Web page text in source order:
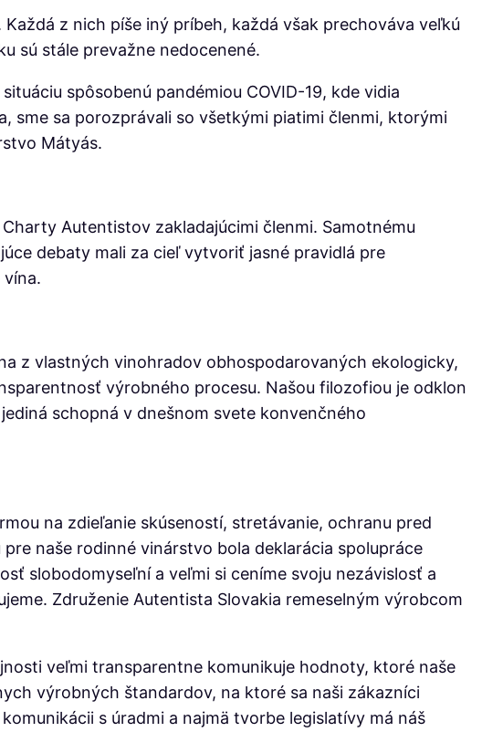
z nich píše iný príbeh, každá však prechováva veľkú
sú stále prevažne nedocenené.
spôsobenú pandémiou COVID-19, kde vidia
sme sa porozprávali so všetkými piatimi členmi, ktorými
Mátyás.
Autentistov zakladajúcimi členmi. Samotnému
debaty mali za cieľ vytvoriť jasné pravidlá pre
z vlastných vinohradov obhospodarovaných ekologicky,
výrobného procesu. Našou filozofiou je odklon
schopná v dnešnom svete konvenčného
na zdieľanie skúseností, stretávanie, ochranu pred
naše rodinné vinárstvo bola deklarácia spolupráce
slobodomyseľní a veľmi si ceníme svoju nezávislosť a
Združenie Autentista Slovakia remeselným výrobcom
veľmi transparentne komunikuje hodnoty, ktoré naše
výrobných štandardov, na ktoré sa naši zákazníci
s úradmi a najmä tvorbe legislatívy má náš